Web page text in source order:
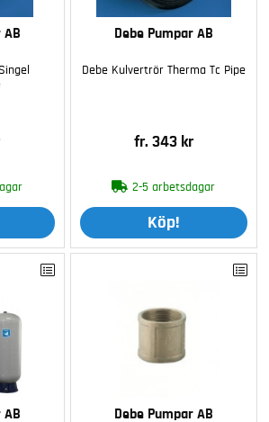
AB Debe Pumpar AB
Debe Kulvertrör Therma Tc Pipe
fr. 343 kr
2-5 arbetsdagar
Köp!
AB Debe Pumpar AB